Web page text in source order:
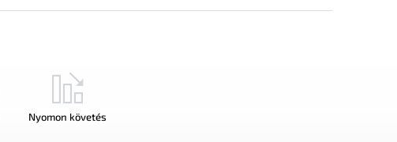
Nyomon követés